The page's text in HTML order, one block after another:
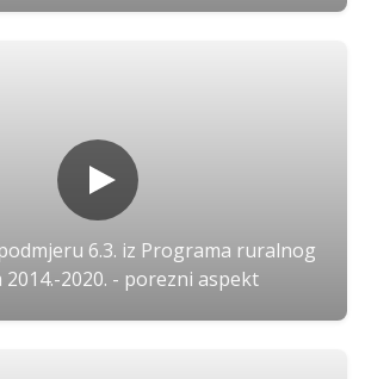
6.3. iz Programa ruralnog
2014.-2020. - porezni aspekt